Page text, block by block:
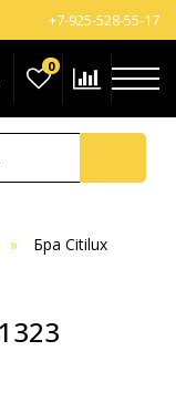
+7-925-528-55-17
0
Бра Citilux